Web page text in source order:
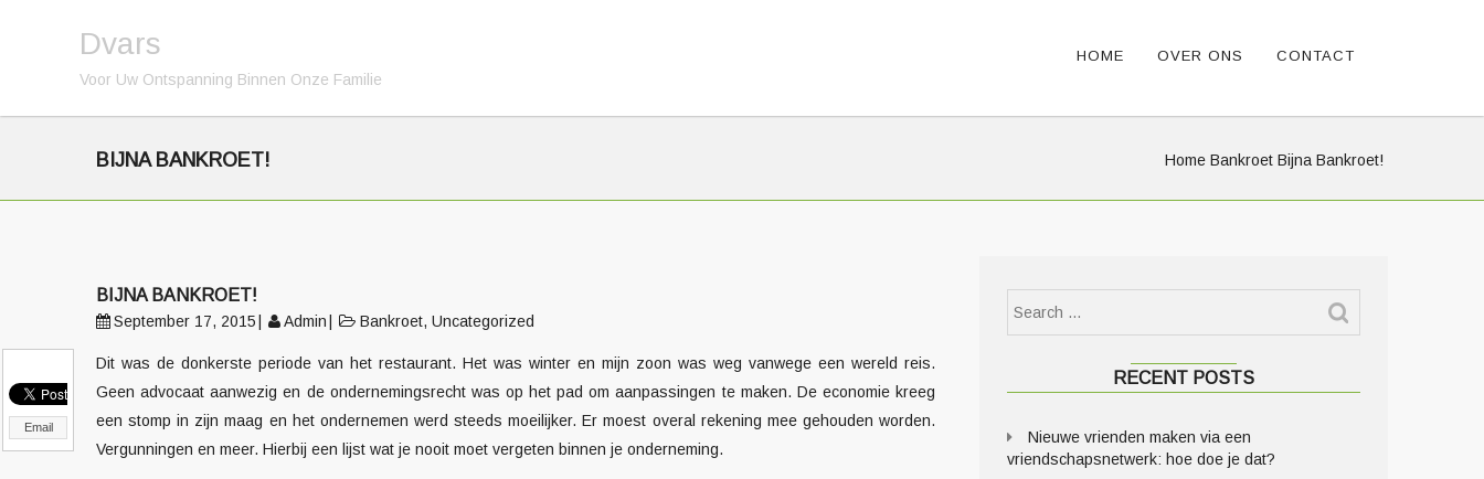
Dvars
Voor Uw Ontspanning Binnen Onze Familie
HOME OVER ONS CONTACT
BIJNA BANKROET! Home Bankroet Bijna Bankroet!
BIJNA BANKROET!
September 17, 2015 Admin Bankroet, Uncategorized
Email
Dit was de donkerste periode van het restaurant. Het was winter en mijn zoon was weg vanwege een wereld reis.
Geen advocaat aanwezig en de ondernemingsrecht was op het pad om aanpassingen te maken. De economie kreeg
een stomp in zijn maag en het ondernemen werd steeds moeilijker. Er moest overal rekening mee gehouden worden.
Vergunningen en meer. Hierbij een lijst wat je nooit moet vergeten binnen je onderneming.
RECENT POSTS
Nieuwe vrienden maken via een
vriendschapsnetwerk: hoe doe je dat?